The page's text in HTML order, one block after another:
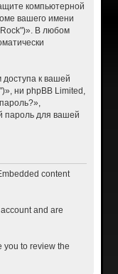
компьютерной
вашего имени
В любом
к вашей
ни phpBB Limited,
пароль для вашей
content
and are
you to review the